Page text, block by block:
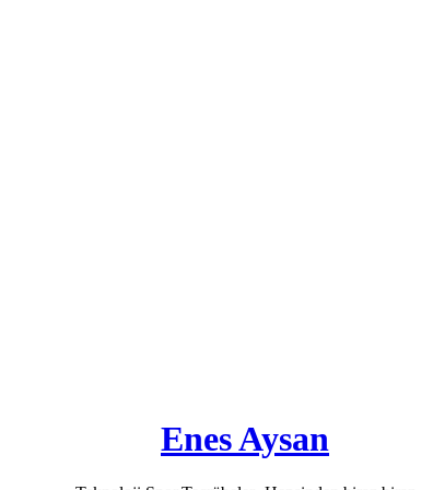
Enes Aysan